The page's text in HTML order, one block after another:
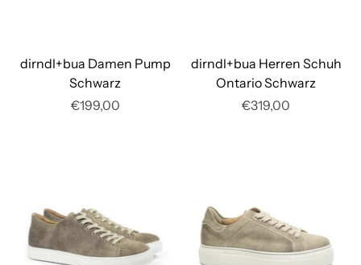
dirndl+bua Damen Pump
Schwarz
€199,00
dirndl+bua Herren Schuh
Ontario Schwarz
€319,00